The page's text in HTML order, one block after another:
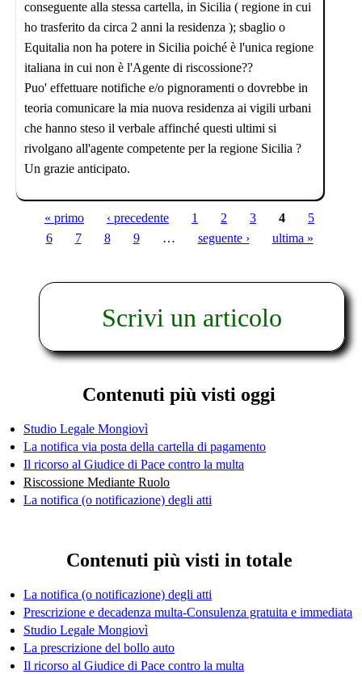
conseguente alla stessa cartella, in Sicilia ( regione in cui
ho trasferito da circa 2 anni la residenza ); sbaglio o
Equitalia non ha potere in Sicilia poiché è l'unica regione
italiana in cui non è l'Agente di riscossione??
Puo' effettuare notifiche e/o pignoramenti o dovrebbe in
teoria comunicare la mia nuova residenza ai vigili urbani
che hanno steso il verbale affinché questi ultimi si
rivolgano all'agente competente per la regione Sicilia ?
Un grazie anticipato.
Pagine
« primo ‹ precedente 1 2 3 4
5
6
7 8 9 … seguente › ultima »
Scrivi un articolo
Contenuti più visti oggi
Studio Legale Mongiovì
La notifica via posta della cartella di pagamento
Il ricorso al Giudice di Pace contro la multa
Riscossione Mediante Ruolo
La notifica (o notificazione) degli atti
Contenuti più visti in totale
La notifica (o notificazione) degli atti
Prescrizione e decadenza multa-Consulenza gratuita e immediata
Studio Legale Mongiovì
La prescrizione del bollo auto
Il ricorso al Giudice di Pace contro la multa